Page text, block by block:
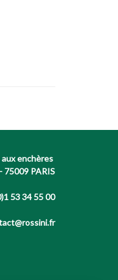
enchères
75009 PARIS
53 34 55 00